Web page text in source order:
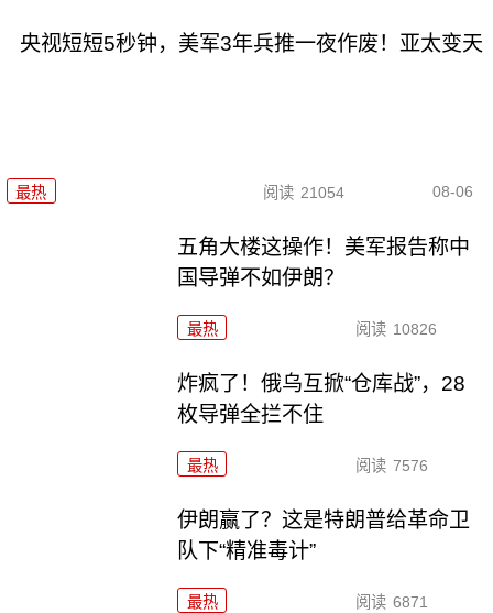
央视短短5秒钟，美军3年兵推一夜作废！亚太变天
最热 阅读 21054 08-06
五角大楼这操作！美军报告称中
国导弹不如伊朗？
最热 阅读 10826
炸疯了！俄乌互掀“仓库战”，28
枚导弹全拦不住
最热 阅读 7576
伊朗赢了？这是特朗普给革命卫
队下“精准毒计”
最热 阅读 6871